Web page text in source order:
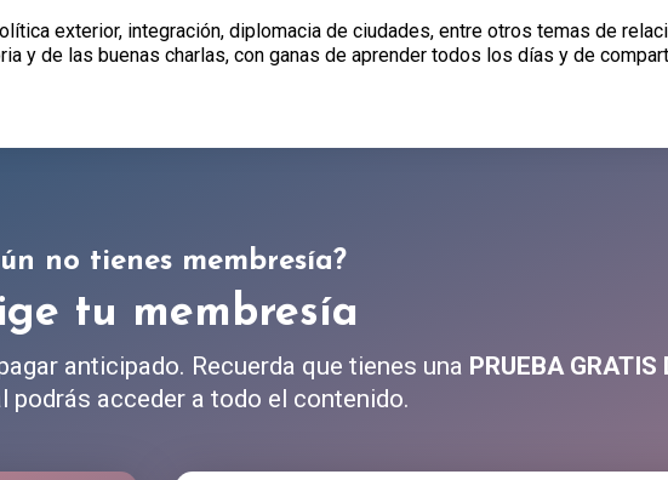
exterior, integración, diplomacia de ciudades, entre otros temas de
y de las buenas charlas, con ganas de aprender todos los días y de
no tienes membresía?
tu membresía
anticipado. Recuerda que tienes una PRUEBA GRATIS
podrás acceder a todo el contenido.